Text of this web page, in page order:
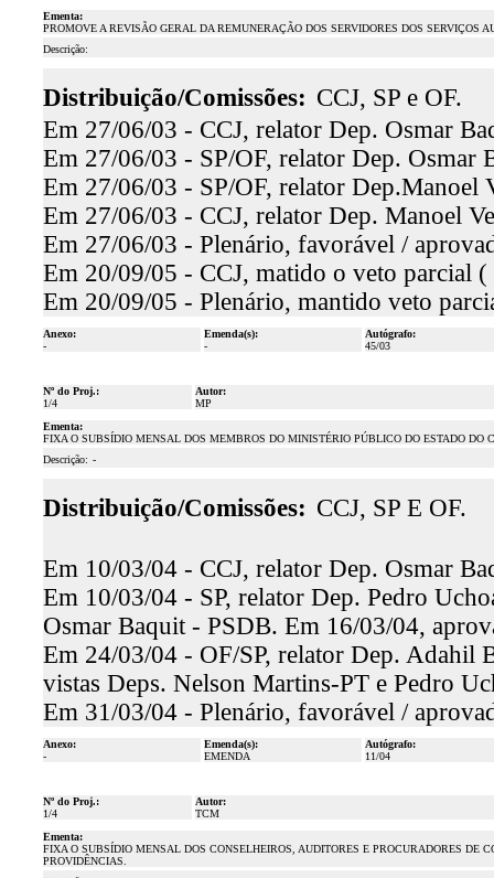
Ementa:
PROMOVE A REVISÃO GERAL DA REMUNERAÇÃO DOS SERVIDORES DOS
Descrição:
Distribuição/Comissões: CCJ, SP e OF.
Em 27/06/03 - CCJ, relator Dep. Osmar
Em 27/06/03 - SP/OF, relator Dep. Osmar
Em 27/06/03 - SP/OF, relator Dep.Manoel
Em 27/06/03 - CCJ, relator Dep. Manoel
Em 27/06/03 - Plenário, favorável /
Em 20/09/05 - CCJ, matido o veto parcial
Em 20/09/05 - Plenário, mantido veto
Anexo:
-
Emenda(s):
-
Autógrafo:
45/03
Nº do Proj.:
1/4
Autor:
MP
Ementa:
FIXA O SUBSÍDIO MENSAL DOS MEMBROS DO MINISTÉRIO PÚBLICO DO ESTADO DO
Descrição: -
Distribuição/Comissões: CCJ, SP E OF.
Em 10/03/04 - CCJ, relator Dep. Osmar
Em 10/03/04 - SP, relator Dep. Pedro
Osmar Baquit - PSDB. Em 16/03/04,
Em 24/03/04 - OF/SP, relator Dep. Adahil
vistas Deps. Nelson Martins-PT e Pedro
Em 31/03/04 - Plenário, favorável /
Anexo:
-
Emenda(s):
EMENDA
Autógrafo:
11/04
Nº do Proj.:
1/4
Autor:
TCM
Ementa:
FIXA O SUBSÍDIO MENSAL DOS CONSELHEIROS, AUDITORES E PROCURADORES
PROVIDÊNCIAS.